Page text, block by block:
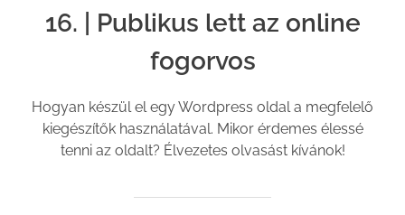
16. | Publikus lett az online
fogorvos
Hogyan készül el egy Wordpress oldal a megfelelő
kiegészítők használatával. Mikor érdemes élessé
tenni az oldalt? Élvezetes olvasást kívánok!